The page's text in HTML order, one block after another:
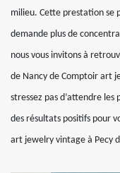
milieu. Cette prestation se
demande plus de
nous vous invitons à
de Nancy de Comptoir art
stressez pas d’attendre
des résultats positifs pour
art jewelry vintage à Pecy